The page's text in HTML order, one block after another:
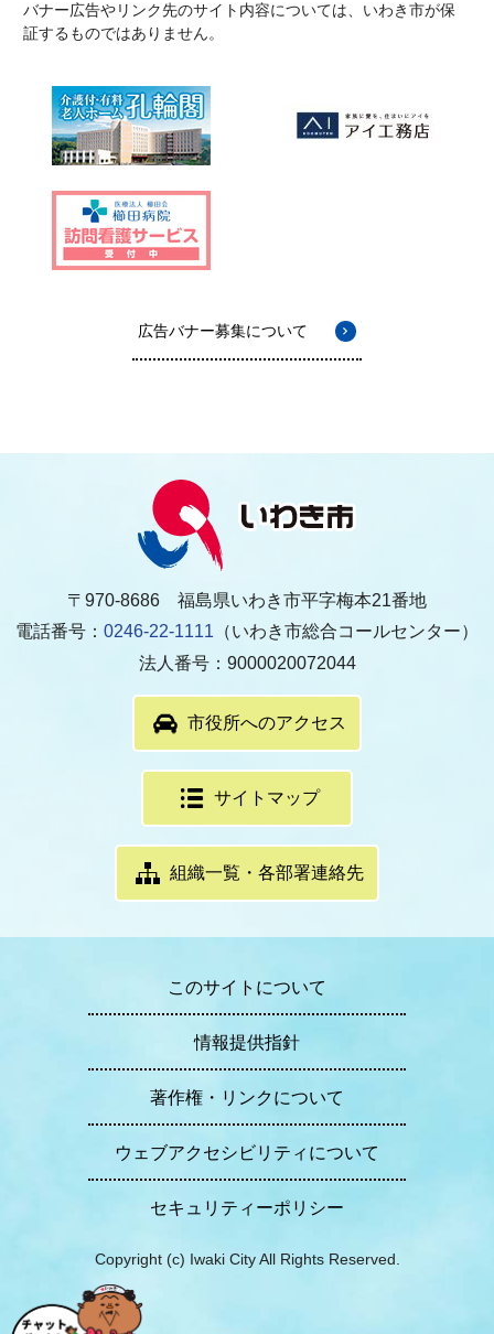
バナー広告やリンク先のサイト内容については、いわき市が保
証するものではありません。
広告バナー募集について
〒970-8686 福島県いわき市平字梅本21番地
電話番号： 0246-22-1111 （いわき市総合コールセンター）
法人番号：9000020072044
市役所へのアクセス
サイトマップ
組織一覧・各部署連絡先
このサイトについて
情報提供指針
著作権・リンクについて
ウェブアクセシビリティについて
セキュリティーポリシー
Copyright (c) Iwaki City All Rights Reserved.